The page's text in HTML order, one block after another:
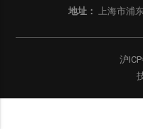
地址：
上海市浦
沪